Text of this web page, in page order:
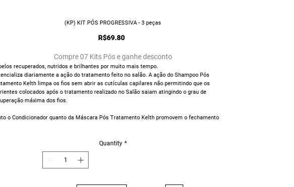
(KP) KIT PÓS PROGRESSIVA - 3 peças
R$69.80Price
Compre 07 Kits Pós e ganhe desconto
recuperados, nutridos e brilhantes por muito mais tempo.
diariamente a ação do tratamento feito no salão. A ação do Shampoo Pós
Kelth limpa os fios sem abrir as cutículas capilares não permitindo que os
colocados após o tratamento realizado no Salão saiam atingindo o grau de
máxima dos fios.
o Condicionador quanto da Máscara Pós Tratamento Kelth promovem o fechamento
tratamento tem uma necessidade. Nós balanceamos essa necessidade em doses que
diariamente para seu look continuar perfeito!
Quantity *